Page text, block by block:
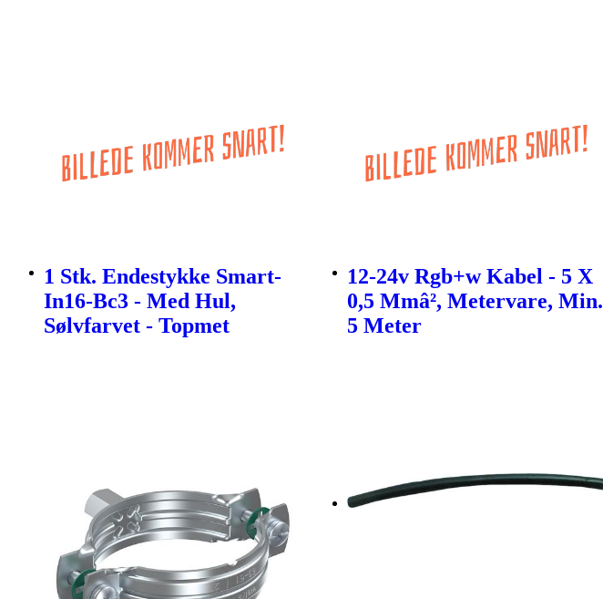
1 Stk. Endestykke Smart-
In16-Bc3 - Med Hul,
Sølvfarvet - Topmet
12-24v Rgb+w Kabel - 5 X
0,5 Mmâ², Metervare, Min.
5 Meter